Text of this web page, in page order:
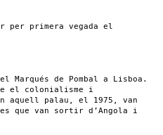
per primera vegada el
de Pombal a Lisboa.
el colonialisme i
aquell palau, el 1975, van
que van sortir d’Angola i